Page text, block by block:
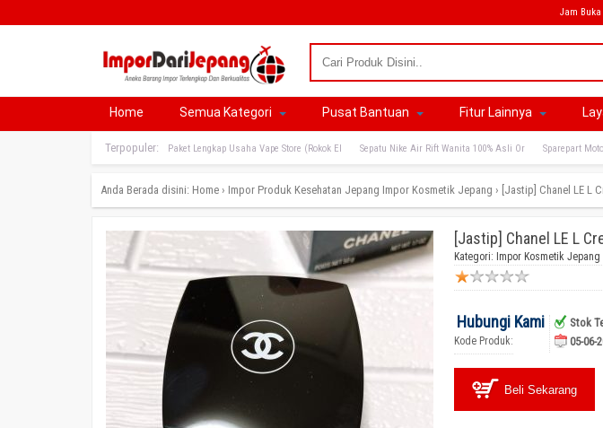
Jam Buka
Home Semua Kategori Pusat Bantuan Fitur Lainnya
Terpopuler: Paket Lengkap Usaha Vape Store (Rokok El Sepatu Nike Air Rift Wanita 100% Asli Or Sparepart
Anda Berada disini: Home › Impor Produk Kesehatan Jepang Impor Kosmetik Jepang › [Jastip] Chanel LE L
[Jastip] Chanel LE L
Kategori: Impor Kosmetik Jepang
Hubungi Kami
Kode Produk:
Stok
05-06-
Beli Sekarang